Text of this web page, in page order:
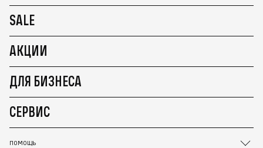
SALE
АКЦИИ
ДЛЯ БИЗНЕСА
СЕРВИС
ПОМОЩЬ